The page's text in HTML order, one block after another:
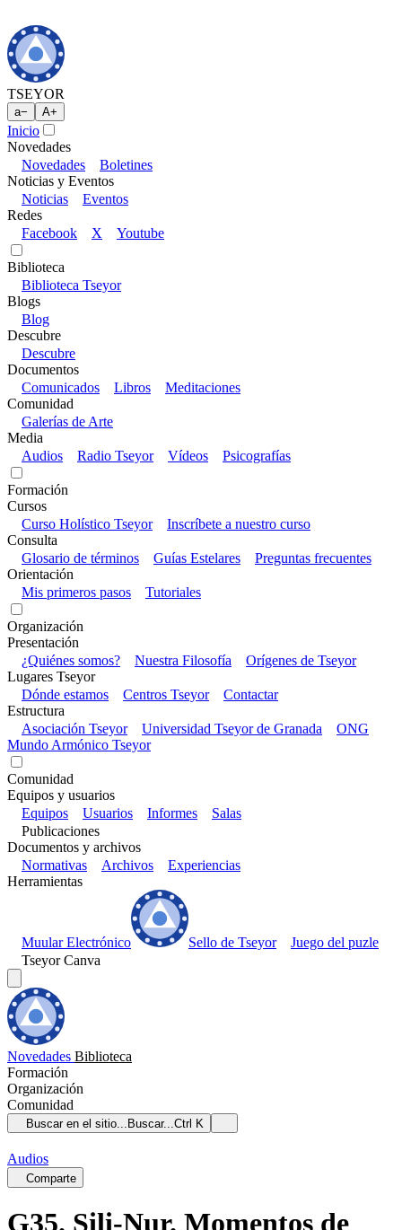
TSEYOR
a− A+
Inicio
Novedades
Novedades
Boletines
Noticias y Eventos
Noticias
Eventos
Redes
Facebook
X Youtube
Biblioteca
Biblioteca Tseyor
Blogs
Blog
Descubre
Descubre
Documentos
Comunicados
Libros
Meditaciones
Comunidad
Galerías de Arte
Media
Audios
Radio Tseyor Vídeos Psicografías
Formación
Cursos
Curso Holístico Tseyor
Inscríbete a nuestro curso
Consulta
Glosario de términos
Guías Estelares
Preguntas frecuentes
Orientación
Mis primeros pasos
Tutoriales
Organización
Presentación
¿Quiénes somos?
Nuestra Filosofía
Orígenes de Tseyor
Lugares Tseyor
Dónde estamos
Centros Tseyor
Contactar
Estructura
Asociación Tseyor
Universidad Tseyor de Granada
ONG
Mundo Armónico Tseyor
Comunidad
Equipos y usuarios
Equipos
Usuarios Informes
Salas
Publicaciones
Documentos y archivos
Normativas
Archivos
Experiencias
Herramientas
Muular Electrónico Sello de Tseyor
Juego del puzle
Tseyor Canva
Novedades Biblioteca
Formación
Organización
Comunidad
Buscar en el sitio... Buscar...Ctrl K
Audios
Comparte
G35. Sili-Nur. Momentos de